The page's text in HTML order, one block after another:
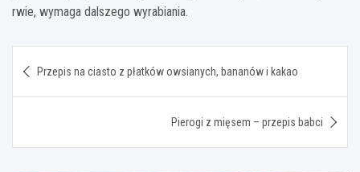
rwie, wymaga dalszego wyrabiania.
wpisu
Przepis na ciasto z płatków owsianych, bananów i kakao
Pierogi z mięsem – przepis babci